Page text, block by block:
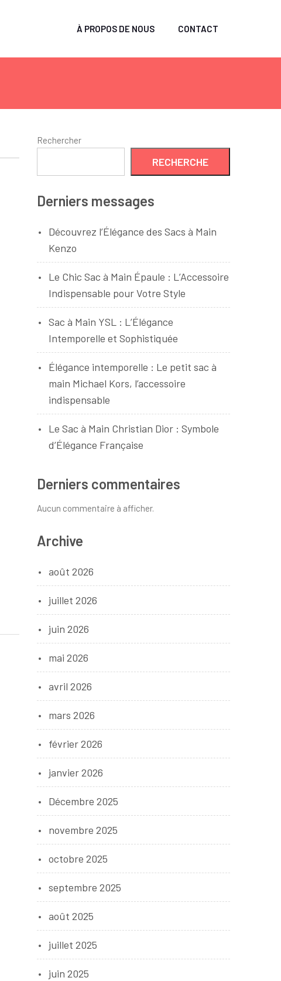
À PROPOS DE NOUS CONTACT
Rechercher
RECHERCHE
Derniers messages
Découvrez l’Élégance des Sacs à Main
Kenzo
Le Chic Sac à Main Épaule : L’Accessoire
Indispensable pour Votre Style
Sac à Main YSL : L’Élégance
Intemporelle et Sophistiquée
Élégance intemporelle : Le petit sac à
main Michael Kors, l’accessoire
indispensable
Le Sac à Main Christian Dior : Symbole
d’Élégance Française
Derniers commentaires
Aucun commentaire à afficher.
Archive
août 2026
juillet 2026
juin 2026
mai 2026
avril 2026
mars 2026
février 2026
janvier 2026
Décembre 2025
novembre 2025
octobre 2025
septembre 2025
août 2025
juillet 2025
juin 2025